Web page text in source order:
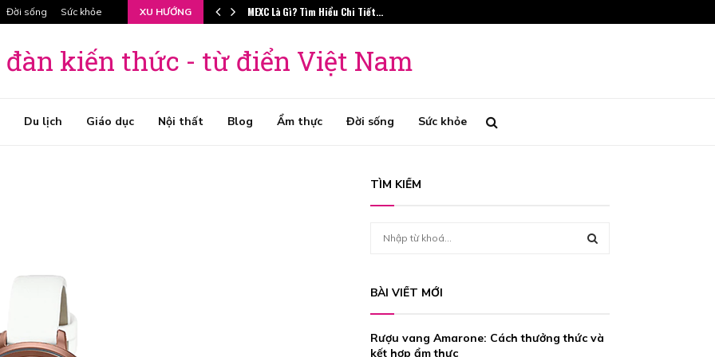
Đời sống Sức khỏe XU HƯỚNG MEXC Là Gì? Tìm Hiểu Chi Tiết…
đàn kiến thức - từ điển Việt Nam
Du lịch Giáo dục Nội thất Blog Ẩm thực Đời sống Sức khỏe
TÌM KIẾM
c
h
f
o
A
BÀI VIẾT MỚI
Rượu vang Amarone: Cách thưởng thức và
kết hợp ẩm thực